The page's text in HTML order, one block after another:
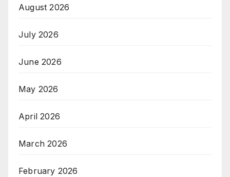
August 2026
July 2026
June 2026
May 2026
April 2026
March 2026
February 2026